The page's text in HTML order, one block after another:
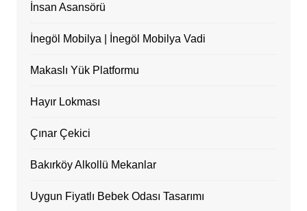
İnsan Asansörü
İnegöl Mobilya | İnegöl Mobilya Vadi
Makaslı Yük Platformu
Hayır Lokması
Çınar Çekici
Bakırköy Alkollü Mekanlar
Uygun Fiyatlı Bebek Odası Tasarımı